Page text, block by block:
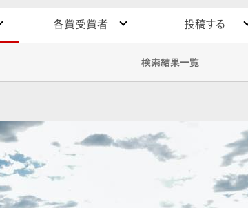
各賞受賞者 投稿する
検索結果一覧